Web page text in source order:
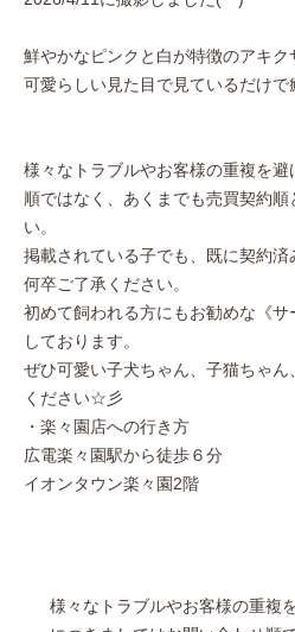
鮮やかなピンクと白が特徴のアキク
可愛らしい見た目で見ているだけで
様々なトラブルやお客様の重複を
順ではなく、あくまでも売買契約
い。
掲載されている子でも、既に契約済
何卒ご了承ください。
初めて飼われる方にもお勧めな《
しております。
ぜひ可愛い子犬ちゃん、子猫ちゃ
ください☆彡
・楽々園店への行き方
広電楽々園駅から徒歩６分
イオンタウン楽々園2階
様々なトラブルやお客様の重複